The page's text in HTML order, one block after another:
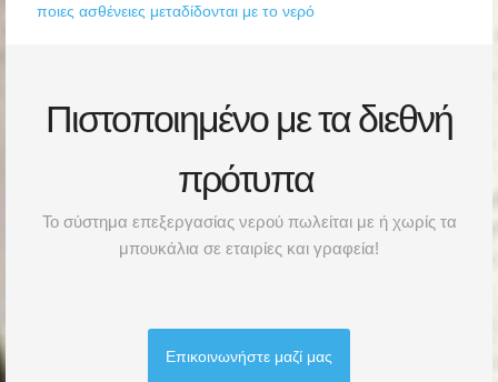
ποιες ασθένειες μεταδίδονται με το νερό
Πιστοποιημένο με τα διεθνή
πρότυπα
To σύστημα επεξεργασίας νερού πωλείται με ή χωρίς τα
μπουκάλια σε εταιρίες και γραφεία!
Επικοινωνήστε μαζί μας